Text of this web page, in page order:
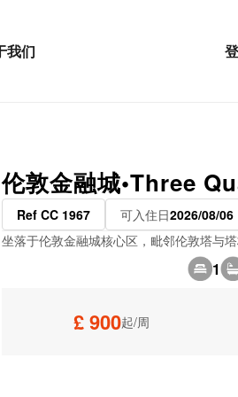
我们
伦敦金融城•Three
Ref CC 1967 可入住日2026/08/06
坐落于伦敦金融城核心区，毗邻伦敦塔与
1
£ 900起/周